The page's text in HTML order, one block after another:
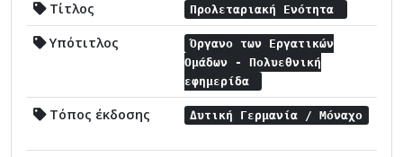
Τίτλος Προλεταριακή Ενότητα
Υπότιτλος
Όργανο των Εργατικών
Ομάδων - Πολυεθνική
εφημερίδα
Τόπος έκδοσης Δυτική Γερμανία / Μόναχο